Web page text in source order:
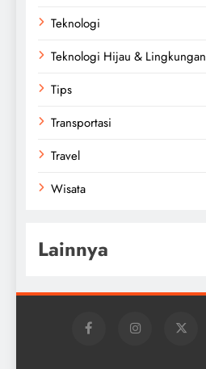
Teknologi
Teknologi Hijau & Lingkungan
Tips
Transportasi
Travel
Wisata
Lainnya